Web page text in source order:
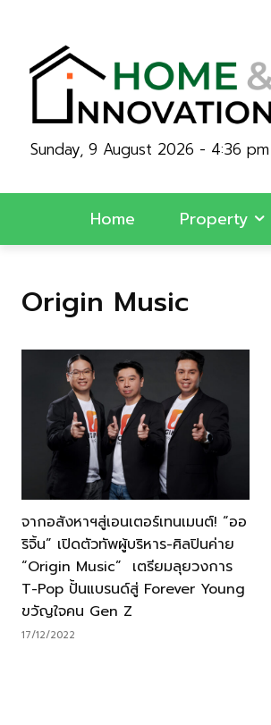
Sunday, 9 August 2026 - 4:36 pm
Home Property
Origin Music
จากอสังหาฯสู่เอนเตอร์เทนเมนต์! “ออ
ริจิ้น” เปิดตัวทัพผู้บริหาร-ศิลปินค่าย
“Origin Music” เตรียมลุยวงการ
T-Pop ปั้นแบรนด์สู่ Forever Young
ขวัญใจคน Gen Z
17/12/2022